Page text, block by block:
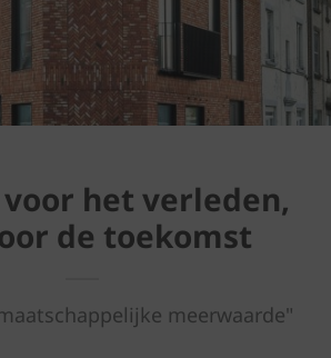
voor het verleden,
de toekomst
meerwaarde"